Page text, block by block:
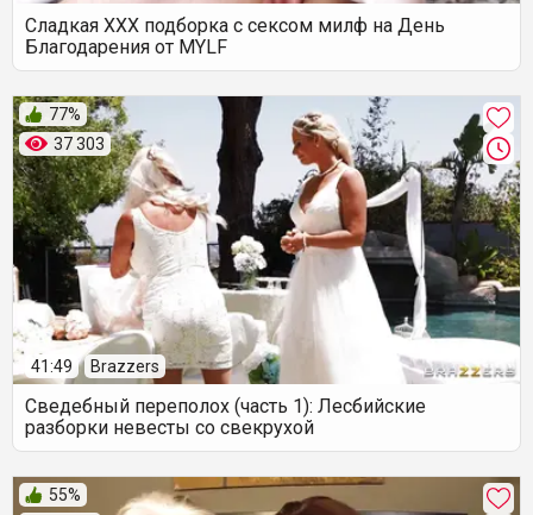
Сладкая ХХХ подборка с сексом милф на День
Благодарения от MYLF
37 303
77%
41:49 Brazzers
Сведебный переполох (часть 1): Лесбийские
разборки невесты со свекрухой
55%